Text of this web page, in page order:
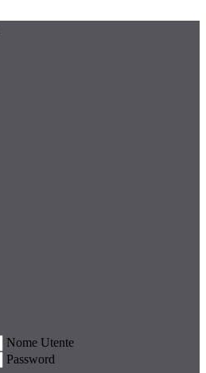
Nome Utente
Password